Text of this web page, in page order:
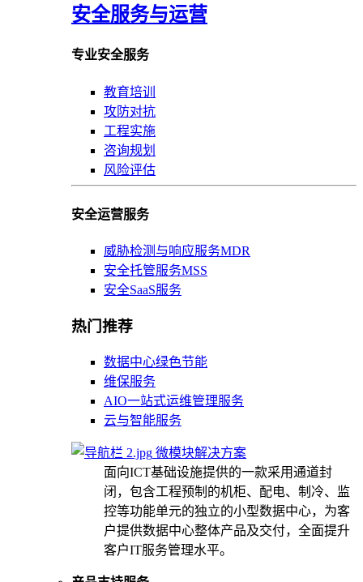
安全服务与运营
专业安全服务
教育培训
攻防对抗
工程实施
咨询规划
风险评估
安全运营服务
威胁检测与响应服务MDR
安全托管服务MSS
安全SaaS服务
热门推荐
数据中心绿色节能
维保服务
AIO一站式运维管理服务
云与智能服务
微模块解决方案
面向ICT基础设施提供的一款采用通道封
闭，包含工程预制的机柜、配电、制冷、监
控等功能单元的独立的小型数据中心，为客
户提供数据中心整体产品及交付，全面提升
客户IT服务管理水平。